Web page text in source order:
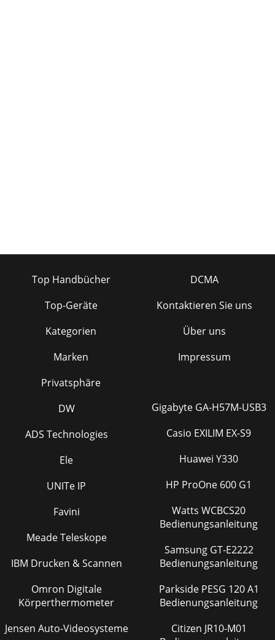
Top Handbücher
Top-Geräte
Kategorien
Marken
Privatsphäre
DCMA
Kontaktieren Sie uns
Über uns
Impressum
DW
ADS Technologies
Ele
UNITe IP
Favini
Meade Teleskope
IBM Drucken & Scannen
Omron Digitale
Körperthermometer
Jensen Auto-Videosysteme
Gigabyte GA-H57M-USB3
Casio EXILIM EX-S9
Huawei Y330
HP ProOne 600 G1
Watts WCBCS20
Bedienungsanleitung
Samsung GT-E2222
Bedienungsanleitung
Parkside PESG 120 A1
Bedienungsanleitung
Citizen JR10-M01